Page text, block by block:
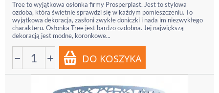
Tree to wyjątkowa osłonka firmy Prosperplast. Jest to stylowa
ozdoba, która świetnie sprawdzi się w każdym pomieszczeniu. To
wyjątkowa dekoracja, zasłoni zwykłe doniczki i nada im niezwykłego
charakteru. Osłonka Tree jest bardzo ozdobna. Jej największą
dekoracją jest modne, koronkowe...
− +